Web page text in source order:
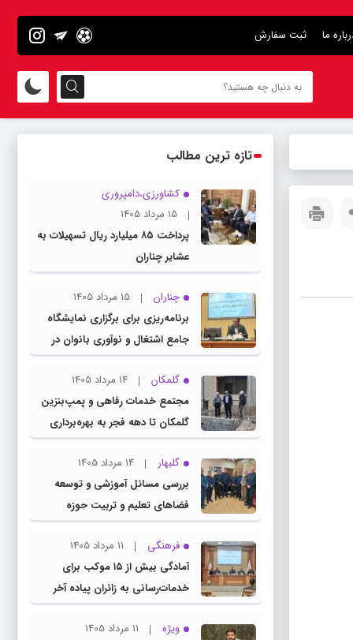
ما ثبت سفارش
تازه ترین مطالب
کشاورزی،دامپروری
15 مرداد 1405
پرداخت ۸۵ میلیارد ریال تسهیلات به
عشایر چناران
چناران
15 مرداد 1405
برنامه‌ریزی برای برگزاری نمایشگاه
جامع اشتغال و نوآوری بانوان در
چناران
گلمکان
14 مرداد 1405
مجتمع خدمات رفاهی و پمپ‌بنزین
گلمکان تا دهه فجر به بهره‌برداری
می‌رسد
گلبهار
14 مرداد 1405
بررسی مسائل آموزشی و توسعه
فضاهای تعلیم و تربیت حوزه
انتخابیه در نشست مشترک عضو
کمیسیون آموزش مجلس با مدیرکل
آموزش و پرورش خراسان رضوی
فرهنگی
11 مرداد 1405
آمادگی بیش از ۱۵ موکب برای
خدمات‌رسانی به زائران پیاده آخر
صفر در شهرستان چناران
ویژه
11 مرداد 1405